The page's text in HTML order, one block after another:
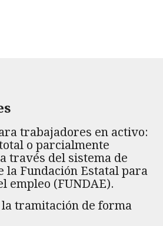
trabajadores en activo:
o parcialmente
través del sistema de
la Fundación Estatal para
empleo (FUNDAE).
la tramitación de forma